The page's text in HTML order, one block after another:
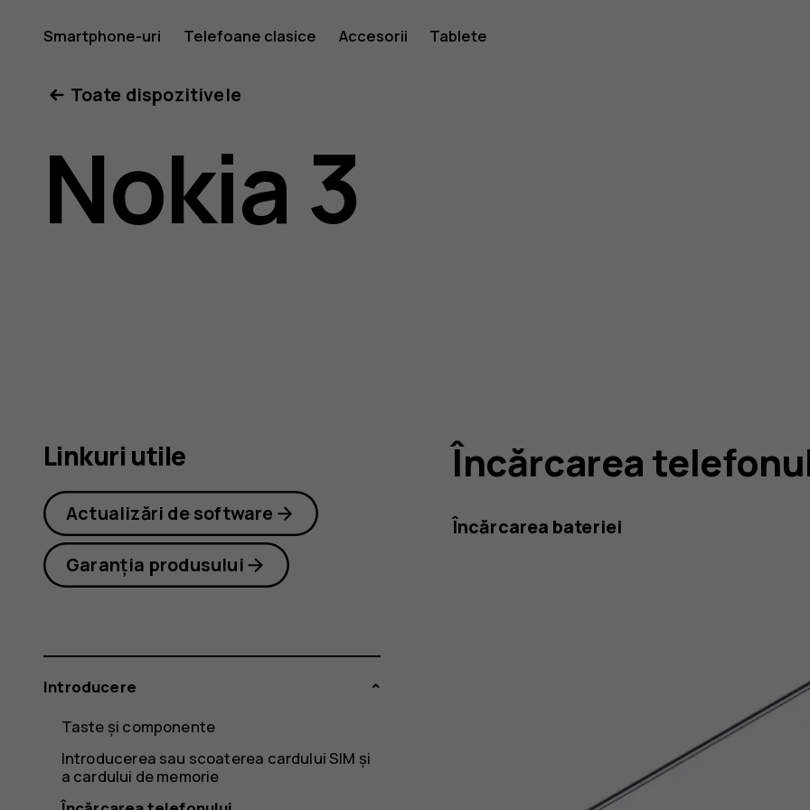
Ghid
de
utilizare
3
Smartphone-uri Telefoane clasice Accesorii Tablete
Toate dispozitivele
Nokia 3
Încărcarea
Încărcarea bateriei
Linkuri utile
Actualizări de software
Garanția produsului
Introducere
Taste și componente
Introducerea sau scoaterea cardului SIM și
a cardului de memorie